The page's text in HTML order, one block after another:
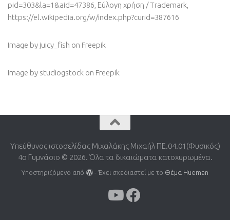
pid=303&la=1&aid=47386, Εύλογη χρήση / Trademark,
https://el.wikipedia.org/w/index.php?curid=387616
Image by juicy_fish on Freepik
Image by studiogstock on Freepik
Υπεύθυνος ιστοσελίδας Μιχαλάκης Μιχαήλ ΠΕ.04.01(Φυσικός)
4o Γυμνάσιο © 2026. Όλα τα δικαιώματα κατοχυρωμένα.
Υποστηριζόμενο από - Έχει σχεδιαστεί με το Θέμα Ηueman